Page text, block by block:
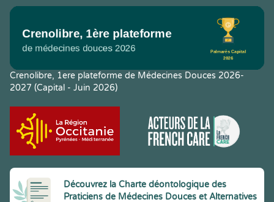
Crenolibre, 1ere plateforme de Médecines Douces 2026-
2027 (Capital - Juin 2026)
Découvrez la Charte déontologique des
Praticiens de Médecines Douces et Alternatives